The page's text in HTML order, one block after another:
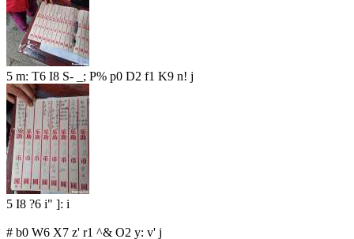
5 m: T6 I8 S- _; P% p0 D2 f1 K9 n! j
5 I8 ?6 i" ]: i
# b0 W6 X7 z' r1 ^& O2 y: v' j